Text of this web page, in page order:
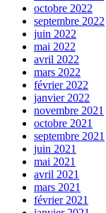
octobre 2022
septembre 2022
juin 2022
mai 2022
avril 2022
mars 2022
février 2022
janvier 2022
novembre 2021
octobre 2021
septembre 2021
juin 2021
mai 2021
avril 2021
mars 2021
février 2021